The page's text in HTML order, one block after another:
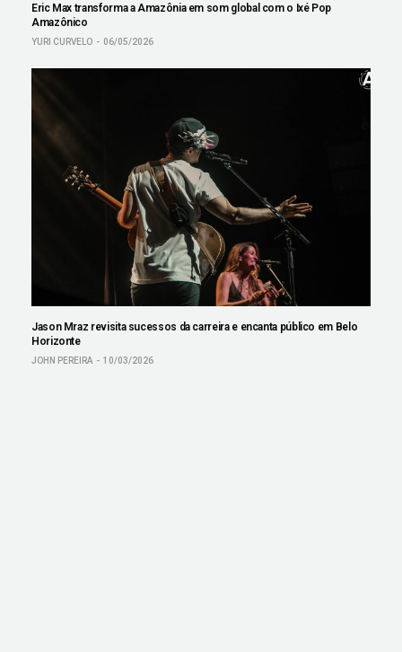
Eric Max transforma a Amazônia em som global com o Ixé Pop
Amazônico
YURI CURVELO 06/05/2026
Jason Mraz revisita sucessos da carreira e encanta público em Belo
Horizonte
JOHN PEREIRA 10/03/2026